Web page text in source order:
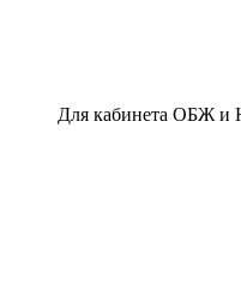
Для кабинета ОБЖ